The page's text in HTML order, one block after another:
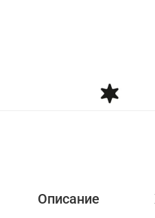
Описание